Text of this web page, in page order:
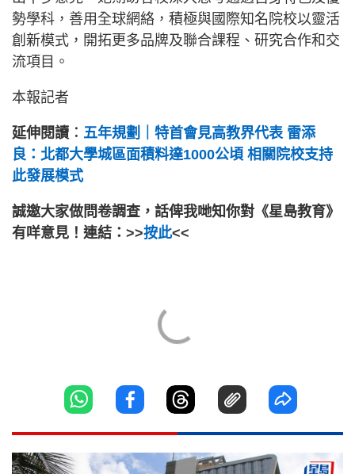
勢學科，善用全球網絡，積極與國際知名院校以靈活
創新模式，開拓更多品牌及聯合課程、研究合作和交
流項目。
本報記者
延伸閱讀︰ 五年規劃｜特首會見高教界代表 雷添
良：北都大學城區面積料達1000公頃 相關院校支持
此發展模式
誠邀大家做問卷調查，話俾我哋知你對《星島教育》
有咩意見！連結：>>按此<<